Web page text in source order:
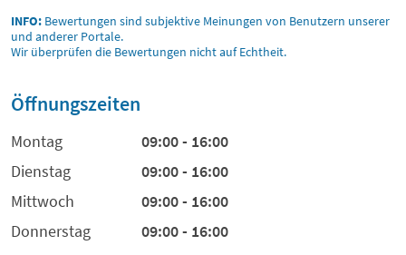
INFO: Bewertungen sind subjektive Meinungen von Benutzern unserer
und anderer Portale.
Wir überprüfen die Bewertungen nicht auf Echtheit.
Öffnungszeiten
Montag
09:00 - 16:00
Dienstag
09:00 - 16:00
Mittwoch
09:00 - 16:00
Donnerstag
09:00 - 16:00